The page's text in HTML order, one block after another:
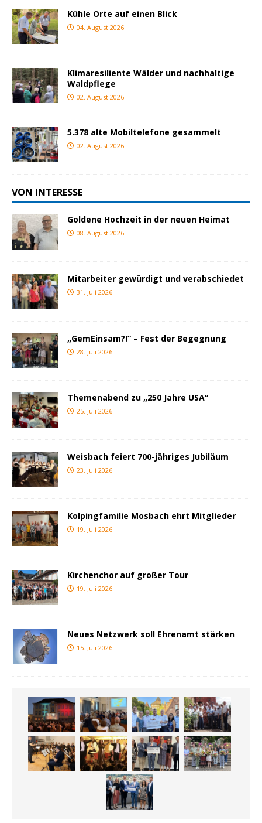
Kühle Orte auf einen Blick
04. August 2026
Klimaresiliente Wälder und nachhaltige
Waldpflege
02. August 2026
5.378 alte Mobiltelefone gesammelt
02. August 2026
VON INTERESSE
Goldene Hochzeit in der neuen Heimat
08. August 2026
Mitarbeiter gewürdigt und verabschiedet
31. Juli 2026
„GemEinsam?!“ – Fest der Begegnung
28. Juli 2026
Themenabend zu „250 Jahre USA“
25. Juli 2026
Weisbach feiert 700-jähriges Jubiläum
23. Juli 2026
Kolpingfamilie Mosbach ehrt Mitglieder
19. Juli 2026
Kirchenchor auf großer Tour
19. Juli 2026
Neues Netzwerk soll Ehrenamt stärken
15. Juli 2026